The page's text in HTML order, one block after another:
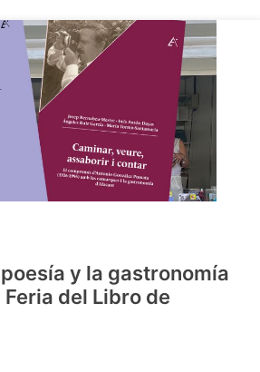
y la gastronomía
del Libro de